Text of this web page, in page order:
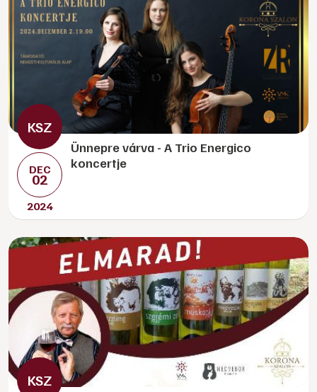
DEC
02
2024
Ünnepre várva - A Trio Energico
koncertje